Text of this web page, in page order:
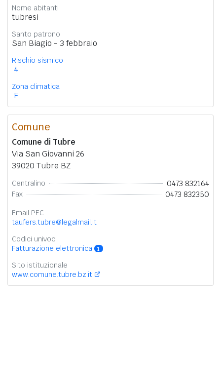
Nome abitanti
tubresi
Santo patrono
San Biagio - 3 febbraio
Rischio sismico
4
Zona climatica
F
Comune
Comune di Tubre
Via San Giovanni 26
39020 Tubre BZ
Centralino 0473 832164
Fax 0473 832350
Email PEC
taufers.tubre@legalmail.it
Codici univoci
Fatturazione elettronica
1
Sito istituzionale
www.comune.tubre.bz.it